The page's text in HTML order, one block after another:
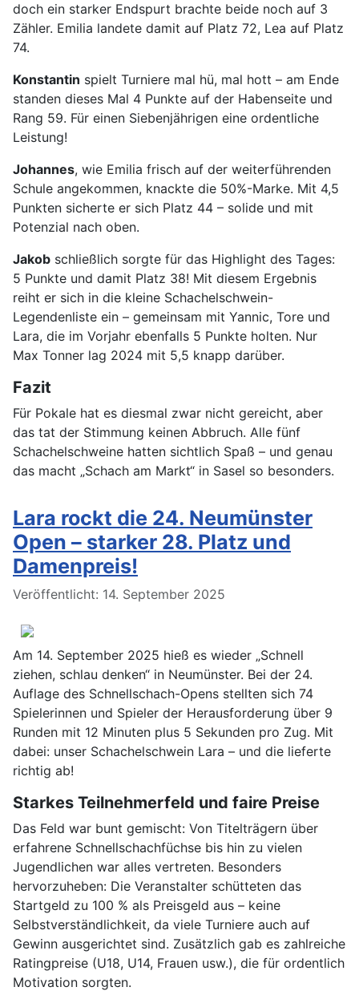
doch ein starker Endspurt brachte beide noch auf 3
Zähler. Emilia landete damit auf Platz 72, Lea auf Platz
74.
Konstantin spielt Turniere mal hü, mal hott – am Ende
standen dieses Mal 4 Punkte auf der Habenseite und
Rang 59. Für einen Siebenjährigen eine ordentliche
Leistung!
Johannes, wie Emilia frisch auf der weiterführenden
Schule angekommen, knackte die 50%-Marke. Mit 4,5
Punkten sicherte er sich Platz 44 – solide und mit
Potenzial nach oben.
Jakob schließlich sorgte für das Highlight des Tages:
5 Punkte und damit Platz 38! Mit diesem Ergebnis
reiht er sich in die kleine Schachelschwein-
Legendenliste ein – gemeinsam mit Yannic, Tore und
Lara, die im Vorjahr ebenfalls 5 Punkte holten. Nur
Max Tonner lag 2024 mit 5,5 knapp darüber.
Fazit
Für Pokale hat es diesmal zwar nicht gereicht, aber
das tat der Stimmung keinen Abbruch. Alle fünf
Schachelschweine hatten sichtlich Spaß – und genau
das macht „Schach am Markt“ in Sasel so besonders.
Lara rockt die 24. Neumünster
Open – starker 28. Platz und
Damenpreis!
Details
Veröffentlicht: 14. September 2025
Am 14. September 2025 hieß es wieder „Schnell
ziehen, schlau denken“ in Neumünster. Bei der 24.
Auflage des Schnellschach-Opens stellten sich 74
Spielerinnen und Spieler der Herausforderung über 9
Runden mit 12 Minuten plus 5 Sekunden pro Zug. Mit
dabei: unser Schachelschwein Lara – und die lieferte
richtig ab!
Starkes Teilnehmerfeld und faire Preise
Das Feld war bunt gemischt: Von Titelträgern über
erfahrene Schnellschachfüchse bis hin zu vielen
Jugendlichen war alles vertreten. Besonders
hervorzuheben: Die Veranstalter schütteten das
Startgeld zu 100 % als Preisgeld aus – keine
Selbstverständlichkeit, da viele Turniere auch auf
Gewinn ausgerichtet sind. Zusätzlich gab es zahlreiche
Ratingpreise (U18, U14, Frauen usw.), die für ordentlich
Motivation sorgten.